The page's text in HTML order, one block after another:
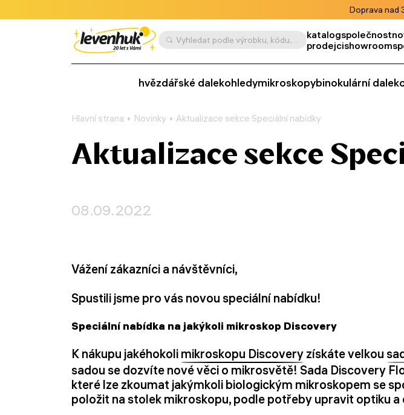
Doprava nad
Vyhledat podle výrobku, kódu, kategorie apod. katalogspolečnost
prodejcishowroom
hvězdářské dalekohledymikroskopybinokulární
Hlavní strana Novinky Aktualizace sekce Speciální nabídky
Aktualizace sekce
08.09.2022
Vážení zákazníci a návštěvníci,
Spustili jsme pro vás novou speciální nabídku!
Speciální nabídka na jakýkoli mikroskop Discovery
K nákupu jakéhokoli mikroskopu Discovery získáte velkou
sadou se dozvíte nové věci o mikrosvětě! Sada Discovery
které lze zkoumat jakýmkoli biologickým mikroskopem se
položit na stolek mikroskopu, podle potřeby upravit optiku a